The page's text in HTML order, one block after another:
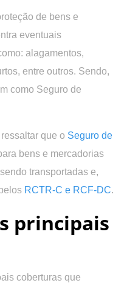
de bens e
eventuais
alagamentos,
entre outros. Sendo,
como Seguro de
que o Seguro de
bens e mercadorias
transportadas e,
RCTR-C e RCF-DC.
principais
coberturas que